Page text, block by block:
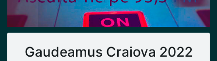
Gaudeamus Craiova 2022